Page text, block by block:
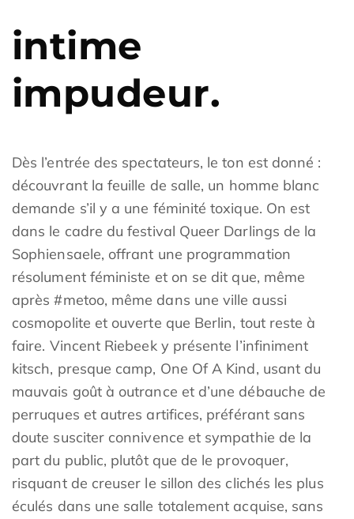
intime
impudeur.
Dès l’entrée des spectateurs, le ton est donné :
découvrant la feuille de salle, un homme blanc
demande s’il y a une féminité toxique. On est
dans le cadre du festival Queer Darlings de la
Sophiensaele, offrant une programmation
résolument féministe et on se dit que, même
après #metoo, même dans une ville aussi
cosmopolite et ouverte que Berlin, tout reste à
faire. Vincent Riebeek y présente l’infiniment
kitsch, presque camp, One Of A Kind, usant du
mauvais goût à outrance et d’une débauche de
perruques et autres artifices, préférant sans
doute susciter connivence et sympathie de la
part du public, plutôt que de le provoquer,
risquant de creuser le sillon des clichés les plus
éculés dans une salle totalement acquise, sans